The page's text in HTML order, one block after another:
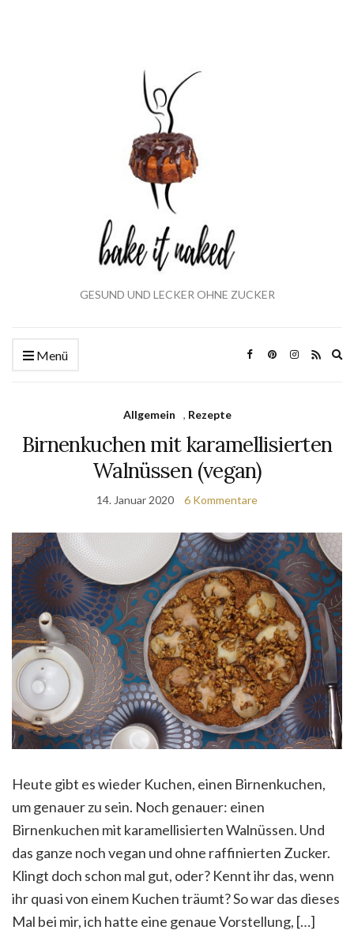
GESUND UND LECKER OHNE ZUCKER
Menü
Allgemein , Rezepte
Birnenkuchen mit karamellisierten
Walnüssen (vegan)
14. Januar 2020 6 Kommentare
Heute gibt es wieder Kuchen, einen Birnenkuchen,
um genauer zu sein. Noch genauer: einen
Birnenkuchen mit karamellisierten Walnüssen. Und
das ganze noch vegan und ohne raffinierten Zucker.
Klingt doch schon mal gut, oder? Kennt ihr das, wenn
ihr quasi von einem Kuchen träumt? So war das dieses
Mal bei mir, ich hatte eine genaue Vorstellung, […]